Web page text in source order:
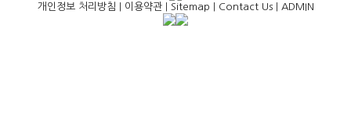
개인정보 처리방침 이용약관| Sitemap Contact Us| ADMIN